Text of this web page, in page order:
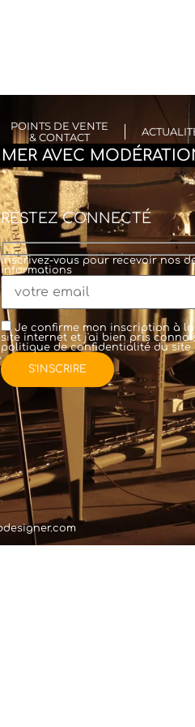
POINTS DE VENTE
& CONTACT
AVEC
RESTEZ CONNECTÉ
Inscrivez-vous pour recevoir nos
informations
Je confirme mon inscription à
site internet et j'ai bien pris
politique de confidentialitédu site
création de site